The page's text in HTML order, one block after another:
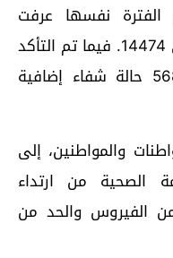
الفترة نفسها عرفت
تسجيل 17 وفاة ليصل العدد إلى 14474. فيما تم التأكد
أيضا، وفق ذات المصدر، من 568 حالة شفاء إضافية
والمواطنين، إلى
الصحية من ارتداء
الفيروس والحد من